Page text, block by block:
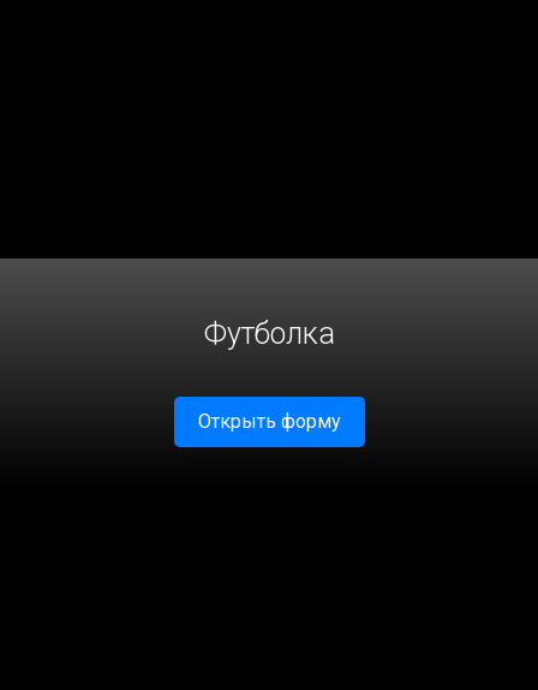
Футболка
Открыть форму